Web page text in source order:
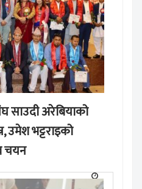
साउदी अरेबियाको
उमेश भट्टराइको
चयन